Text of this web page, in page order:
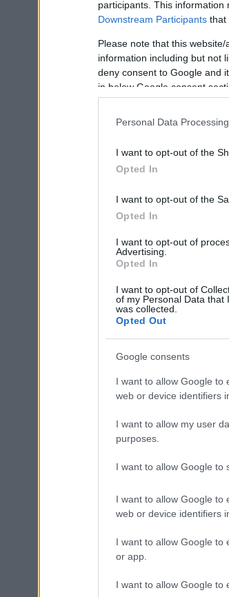
participants. This
Downstream Participants that
Please note that this
information including but not
deny consent to Google and
in below Google consent
Personal Data
I want to opt-out of the
Opted In
I want to opt-out of the
Opted In
I want to opt-out of
Advertising.
Opted In
I want to opt-out of
of my Personal Data that
was collected.
Opted Out
Google consents
I want to allow Google to
web or device identifiers
I want to allow my user
purposes.
I want to allow Google to
I want to allow Google to
web or device identifiers
I want to allow Google to
or app.
I want to allow Google to